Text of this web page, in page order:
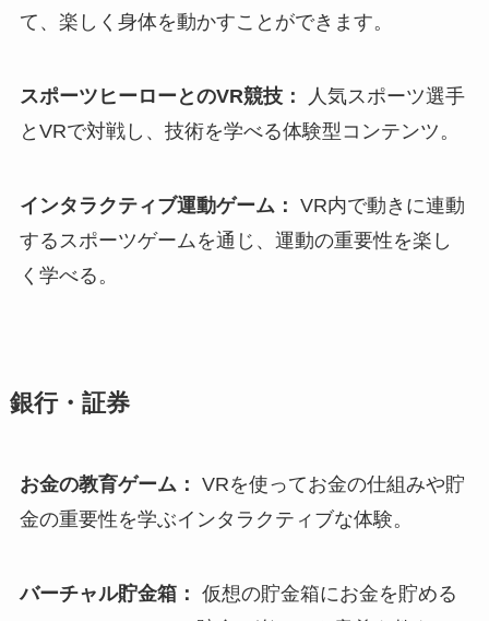
て、楽しく身体を動かすことができます。
スポーツヒーローとのVR競技：
人気スポーツ選手
とVRで対戦し、技術を学べる体験型コンテンツ。
インタラクティブ運動ゲーム： VR内で動きに連動
するスポーツゲームを通じ、運動の重要性を楽し
く学べる。
銀行・証券
お金の教育ゲーム： VRを使ってお金の仕組みや貯
金の重要性を学ぶインタラクティブな体験。
バーチャル貯金箱： 仮想の貯金箱にお金を貯める